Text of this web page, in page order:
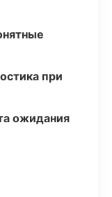
при
ожидания